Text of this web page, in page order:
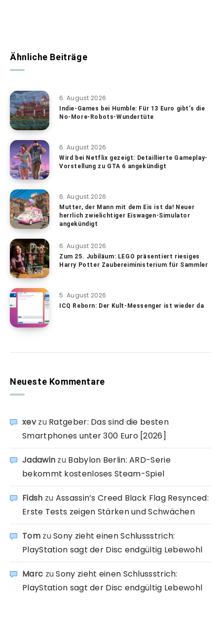
Ähnliche Beiträge
6. August 2026
Indie-Games bei Humble: Für 13 Euro gibt’s die
No-More-Robots-Wundertüte
6. August 2026
Wird bei Netflix gezeigt: Detaillierte Gameplay-
Vorstellung zu GTA 6 angekündigt
6. August 2026
Mutter, der Mann mit dem Eis ist da! Neuer
herrlich zwielichtiger Eiswagen-Simulator
angekündigt
6. August 2026
Zum 25. Jubiläum: LEGO präsentiert riesiges
Harry Potter Zaubereiministerium für Sammler
5. August 2026
ICQ Reborn: Der Kult-Messenger ist wieder da
Neueste Kommentare
xevzu Ratgeber: Das sind die besten
Smartphones unter 300 Euro [2026]
Jadawin zu Babylon Berlin: ARD-Serie
bekommt kostenloses Steam-Spiel
Fidsh zu Assassin’s Creed Black Flag Resynced:
Erste Tests zeigen Stärken und Schwächen
TomzuSony zieht einen Schlussstrich:
PlayStation sagt der Disc endgültig Lebewohl
Marc zuSony zieht einen Schlussstrich:
PlayStation sagt der Disc endgültig Lebewohl